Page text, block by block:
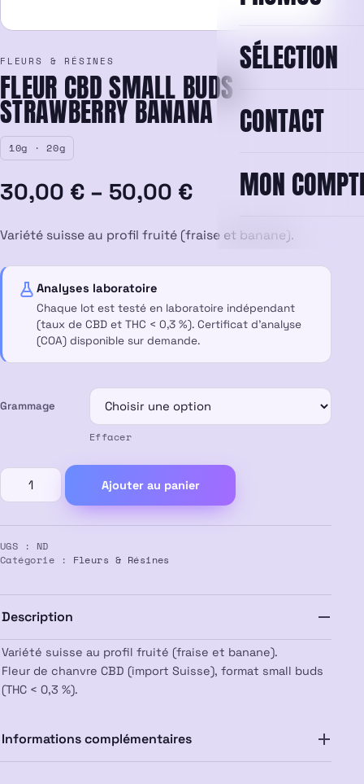
SÉLECTION
CONTACT
MON
FLEURS & RÉSINES
FLEUR CBD SMALL BUDS
STRAWBERRY BANANA
10g · 20g
30,00 € – 50,00 €
Plage
de
prix :
30,00 €
50,00 €
Variété suisse au profil fruité (fraise et banane).
Analyses laboratoire
Chaque lot est testé en laboratoire indépendant
(taux de CBD et THC < 0,3 %). Certificat d’analyse
(COA) disponible sur demande.
Grammage
Effacer
quantité
de
CBD
Small
Buds
Ajouter au panier
UGS : ND
Catégorie : Fleurs & Résines
Description
Variété suisse au profil fruité (fraise et banane).
Fleur de chanvre CBD (import Suisse), format small buds
(THC < 0,3 %).
Informations complémentaires